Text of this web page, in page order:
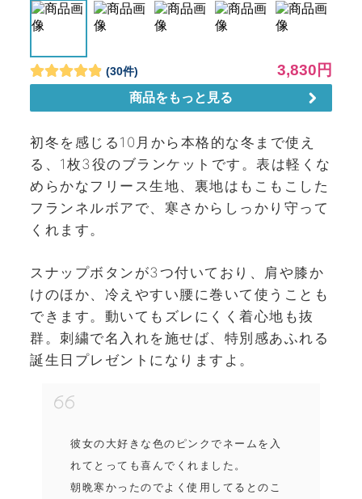
初冬を感じる10月から本格的な冬まで使え
る、1枚3役のブランケットです。表は軽くな
めらかなフリース生地、裏地はもこもこした
フランネルボアで、寒さからしっかり守って
くれます。
スナップボタンが3つ付いており、肩や膝か
けのほか、冷えやすい腰に巻いて使うことも
できます。動いてもズレにくく着心地も抜
群。刺繍で名入れを施せば、特別感あふれる
誕生日プレゼントになりますよ。
彼女の大好きな色のピンクでネームを入
れてとっても喜んでくれました。
朝晩寒かったのでよく使用してるとのこ